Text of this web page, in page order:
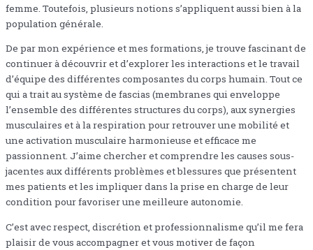
femme. Toutefois, plusieurs notions s’appliquent aussi bien à la
population générale.
De par mon expérience et mes formations, je trouve fascinant de
continuer à découvrir et d’explorer les interactions et le travail
d’équipe des différentes composantes du corps humain. Tout ce
qui a trait au système de fascias (membranes qui enveloppe
l’ensemble des différentes structures du corps), aux synergies
musculaires et à la respiration pour retrouver une mobilité et
une activation musculaire harmonieuse et efficace me
passionnent. J’aime chercher et comprendre les causes sous-
jacentes aux différents problèmes et blessures que présentent
mes patients et les impliquer dans la prise en charge de leur
condition pour favoriser une meilleure autonomie.
C’est avec respect, discrétion et professionnalisme qu’il me fera
plaisir de vous accompagner et vous motiver de façon